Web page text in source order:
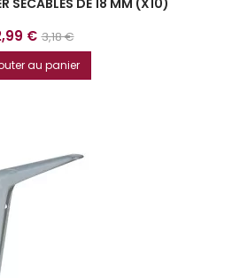
SÉCABLES DE 18 MM (X10)
€ Prix
de
base
3,18 €
au panier